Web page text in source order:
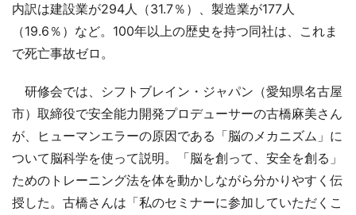
内訳は建設業が294人（31.7％）、製造業が177人
（19.6％）など。100年以上の歴史を持つ同社は、これま
で死亡事故ゼロ。
研修会では、シフトブレイン・ジャパン（愛知県名古屋
市）取締役で安全能力開発プロデューサーの古橋麻美さん
が、ヒューマンエラーの原因である「脳のメカニズム」に
ついて脳科学を使って説明。「脳を創って、安全を創る」
ためのトレーニング法を体を動かしながら分かりやすく伝
授した。古橋さんは「私のセミナーに参加していただくこ